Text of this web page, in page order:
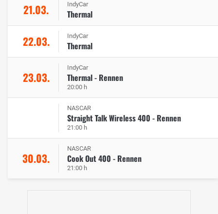
21.03. IndyCar
Thermal
22.03. IndyCar
Thermal
23.03.
IndyCar
Thermal - Rennen
20:00 h
NASCAR
Straight Talk Wireless 400 - Rennen
21:00 h
30.03.
NASCAR
Cook Out 400 - Rennen
21:00 h